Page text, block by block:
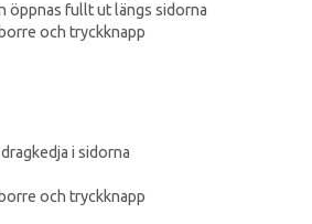
öppnas fullt ut längs sidorna
och tryckknapp
i sidorna
och tryckknapp